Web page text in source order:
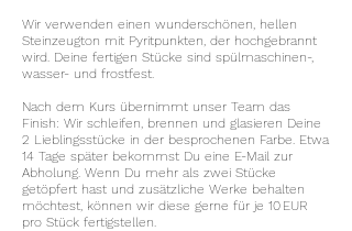
Wir verwenden einen wunderschönen, hellen
Steinzeugton mit Pyritpunkten, der hochgebrannt
wird. Deine fertigen Stücke sind spülmaschinen-,
wasser- und frostfest.
Nach dem Kurs übernimmt unser Team das
Finish: Wir schleifen, brennen und glasieren Deine
2 Lieblingsstücke in der besprochenen Farbe. Etwa
14 Tage später bekommst Du eine E-Mail zur
Abholung. Wenn Du mehr als zwei Stücke
getöpfert hast und zusätzliche Werke behalten
möchtest, können wir diese gerne für je 10 EUR
pro Stück fertigstellen.